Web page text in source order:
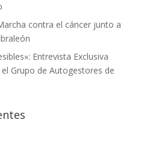
contra el cáncer junto a
Entrevista Exclusiva
Grupo de Autogestores de